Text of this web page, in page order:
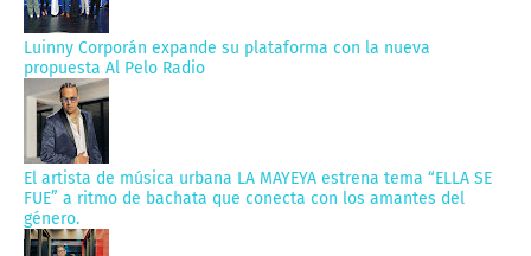
Luinny Corporán expande su plataforma con la nueva
propuesta Al Pelo Radio
El artista de música urbana LA MAYEYA estrena tema “ELLA SE
FUE” a ritmo de bachata que conecta con los amantes del
género.